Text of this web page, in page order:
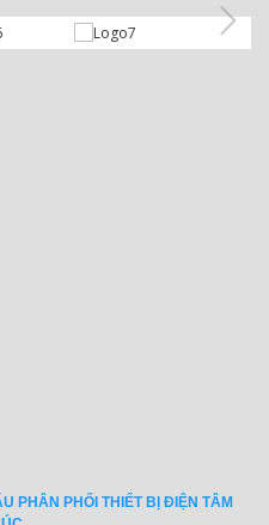
PHÂN PHỐI THIẾT BỊ ĐIỆN TÂM